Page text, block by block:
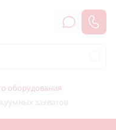
оборудования
захватов